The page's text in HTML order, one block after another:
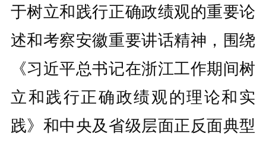
于树立和践行正确政绩观的重要论
述和考察安徽重要讲话精神，围绕
《习近平总书记在浙江工作期间树
立和践行正确政绩观的理论和实
践》和中央及省级层面正反面典型